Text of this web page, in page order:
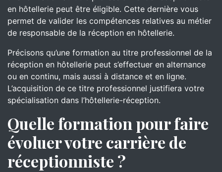
en hôtellerie peut être éligible. Cette dernière vous
permet de valider les compétences relatives au métier
de responsable de la réception en hôtellerie.
Précisons qu’une formation au titre professionnel de la
réception en hôtellerie peut s’effectuer en alternance
ou en continu, mais aussi à distance et en ligne.
L’acquisition de ce titre professionnel justifiera votre
spécialisation dans l’hôtellerie-réception.
Quelle formation pour faire
évoluer votre carrière de
réceptionniste ?